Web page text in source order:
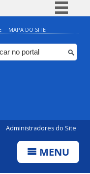
Simplifique!
Comunica BR
Participe
MAPA DO SITE
Administradores do Site
MENU